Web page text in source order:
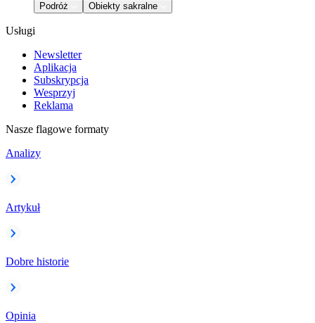
Podróż
Obiekty sakralne
Usługi
Newsletter
Aplikacja
Subskrypcja
Wesprzyj
Reklama
Nasze flagowe formaty
Analizy
Artykuł
Dobre historie
Opinia